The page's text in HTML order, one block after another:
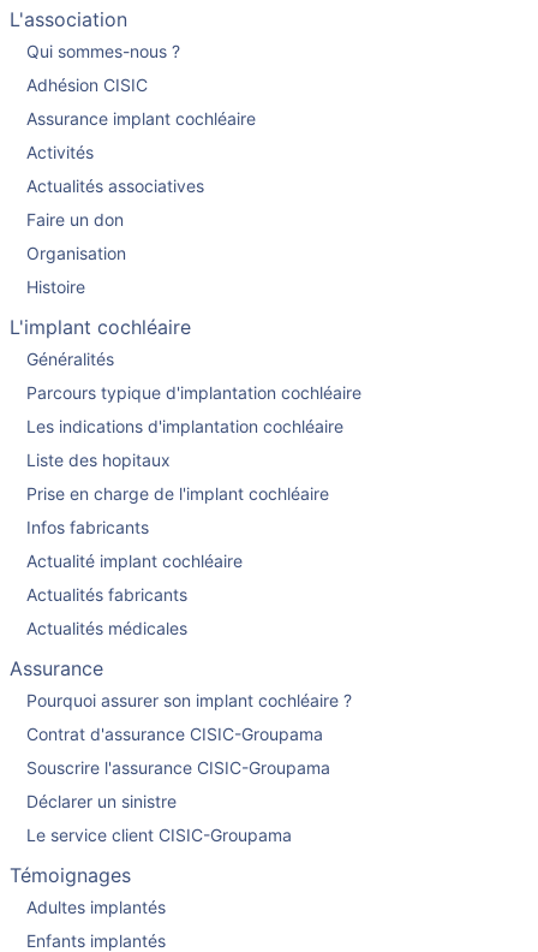
L'association
Qui sommes-nous ?
Adhésion CISIC
Assurance implant cochléaire
Activités
Actualités associatives
Faire un don
Organisation
Histoire
L'implant cochléaire
Généralités
Parcours typique d'implantation cochléaire
Les indications d'implantation cochléaire
Liste des hopitaux
Prise en charge de l'implant cochléaire
Infos fabricants
Actualité implant cochléaire
Actualités fabricants
Actualités médicales
Assurance
Pourquoi assurer son implant cochléaire ?
Contrat d'assurance CISIC-Groupama
Souscrire l'assurance CISIC-Groupama
Déclarer un sinistre
Le service client CISIC-Groupama
Témoignages
Adultes implantés
Enfants implantés